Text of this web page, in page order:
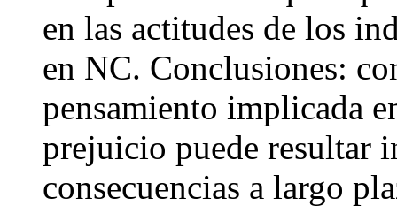
en las actitudes de los
en NC. Conclusiones:
pensamiento implicada
prejuicio puede resultar
consecuencias a largo